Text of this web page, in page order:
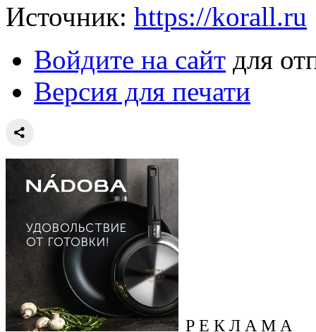
Источник: https://korall.ru
Войдите на сайт для
Версия для печати
Р Е К Л А М А